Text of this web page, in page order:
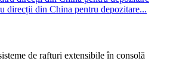
direcții din China pentru depozitare...